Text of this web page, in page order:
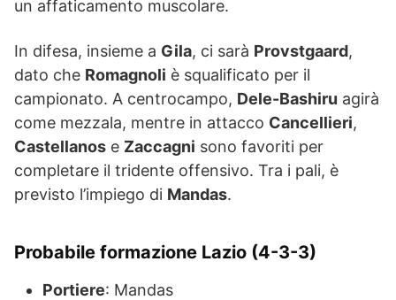
un affaticamento muscolare.
In difesa, insieme a Gila, ci sarà Provstgaard,
dato che Romagnoli è squalificato per il
campionato. A centrocampo, Dele-Bashiru agirà
come mezzala, mentre in attacco Cancellieri,
Castellanos e Zaccagni sono favoriti per
completare il tridente offensivo. Tra i pali, è
previsto l’impiego di Mandas.
Probabile formazione Lazio (4-3-3)
Portiere: Mandas